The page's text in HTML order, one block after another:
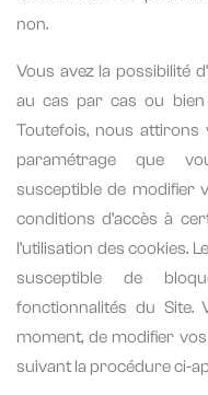
non.
Vous avez la possibilité
au cas par cas ou bien
Toutefois, nous
paramétrage que
susceptible de modifier
conditions d’accès à
l’utilisation des cookies.
susceptible de
fonctionnalités du Site.
moment, de modifier
suivant la procédure ci-